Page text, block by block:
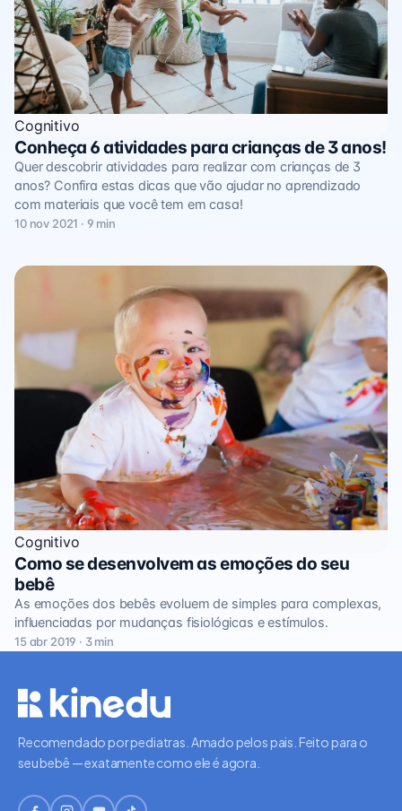
Cognitivo
Conheça 6 atividades para crianças de 3 anos!
Quer descobrir atividades para realizar com crianças de 3
anos? Confira estas dicas que vão ajudar no aprendizado
com materiais que você tem em casa!
10 nov 2021 · 9 min
Cognitivo
Como se desenvolvem as emoções do seu
bebê
As emoções dos bebês evoluem de simples para complexas,
influenciadas por mudanças fisiológicas e estímulos.
15 abr 2019 · 3 min
Recomendado por pediatras. Amado pelos pais. Feito para o
seu bebê — exatamente como ele é agora.